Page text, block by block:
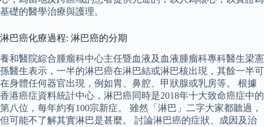
基礎的醫學治療與護理。
淋巴癌化療過程: 淋巴癌的分期
養和醫院綜合腫瘤科中心主任暨血液及血液腫瘤科專科醫生梁憲
孫醫生表示，一半的淋巴癌在淋巴結或淋巴核出現，其餘一半可
在身體任何器官出現，例如胃、鼻腔、甲狀腺或乳房等。 根據
香港癌症資料統計中心，淋巴癌同時是2018年十大致命癌症中的
第八位，每年約有100宗新症。 雖然「淋巴」二字大家都聽過，
但可能不了解其實淋巴是甚麼。 討論淋巴癌的症狀、成因及治